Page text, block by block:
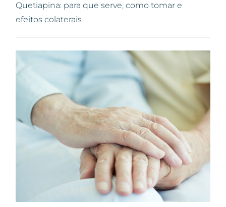
Quetiapina: para que serve, como tomar e
efeitos colaterais